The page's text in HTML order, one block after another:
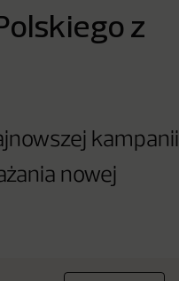
z
kampanii
nowej